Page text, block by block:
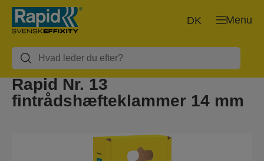
Menu
DK
Rapid Nr. 13
fintrådshæfteklammer 14 mm